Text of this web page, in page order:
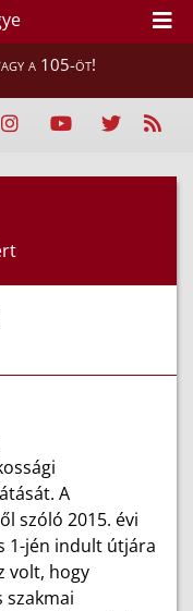
a 105-öt!
A
szóló 2015. évi
1-jén indult útjára
volt, hogy
szakmai